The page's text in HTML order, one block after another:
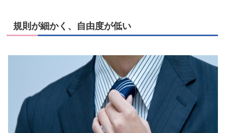
規則が細かく、自由度が低い